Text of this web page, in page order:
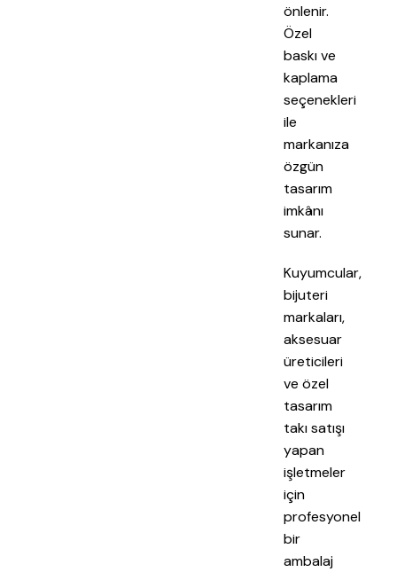
önlenir.
Özel
baskı ve
kaplama
seçenekleri
ile
markanıza
özgün
tasarım
imkânı
sunar.
Kuyumcular,
bijuteri
markaları,
aksesuar
üreticileri
ve özel
tasarım
takı satışı
yapan
işletmeler
için
profesyonel
bir
ambalaj